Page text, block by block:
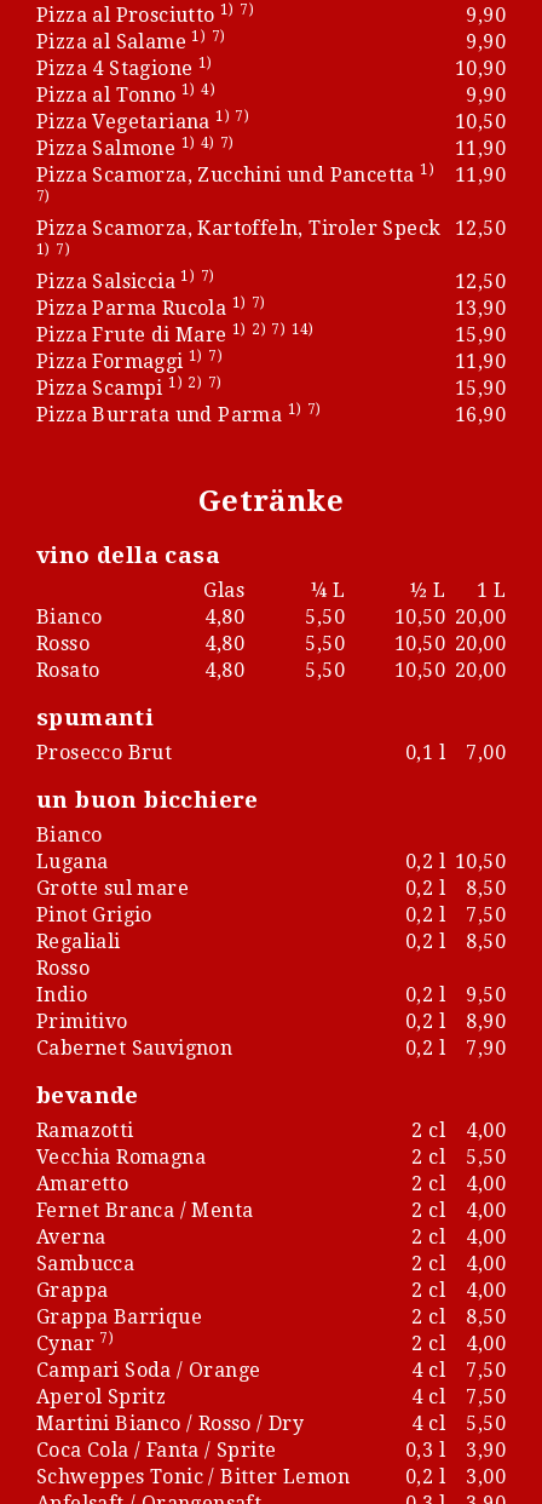
Pizza al Prosciutto 1) 7)
9,90
Pizza al Salame 1) 7)
9,90
Pizza 4 Stagione 1)
10,90
Pizza al Tonno 1) 4)
9,90
Pizza Vegetariana 1) 7)
10,50
Pizza Salmone 1) 4) 7)
11,90
Pizza Scamorza, Zucchini und Pancetta 1)
7)
11,90
Pizza Scamorza, Kartoffeln, Tiroler Speck
1) 7)
12,50
Pizza Salsiccia 1) 7)
12,50
Pizza Parma Rucola 1) 7)
13,90
Pizza Frute di Mare 1) 2) 7) 14)
15,90
Pizza Formaggi 1) 7)
11,90
Pizza Scampi 1) 2) 7)
15,90
Pizza Burrata und Parma 1) 7) 16,90
Getränke
vino della casa
Glas ¼ L ½ L
1 L
Bianco
4,80 5,50 10,50 20,00
Rosso
4,80 5,50 10,50 20,00
Rosato
4,80 5,50 10,50 20,00
spumanti
Prosecco Brut 0,1 l 7,00
un buon bicchiere
Bianco
Lugana
0,2 l 10,50
Grotte sul mare
0,2 l
8,50
Pinot Grigio
0,2 l
7,50
Regaliali
0,2 l
8,50
Rosso
Indio
0,2 l
9,50
Primitivo
0,2 l
8,90
Cabernet Sauvignon
0,2 l 7,90
bevande
Ramazotti 2 cl
4,00
Vecchia Romagna
2 cl
5,50
Amaretto
2 cl
4,00
Fernet Branca / Menta
2 cl
4,00
Averna
2 cl
4,00
Sambucca
2 cl
4,00
Grappa
2 cl
4,00
Grappa Barrique
2 cl
8,50
Cynar 7) 2 cl
4,00
Campari Soda / Orange
4 cl
7,50
Aperol Spritz
4 cl
7,50
Martini Bianco / Rosso / Dry
4 cl
5,50
Coca Cola / Fanta / Sprite
0,3 l
3,90
Schweppes Tonic / Bitter Lemon
0,2 l
3,00